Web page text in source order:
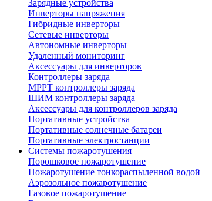
Зарядные устройства
Инверторы напряжения
Гибридные инверторы
Сетевые инверторы
Автономные инверторы
Удаленный мониторинг
Аксессуары для инверторов
Контроллеры заряда
MPPT контроллеры заряда
ШИМ контроллеры заряда
Аксессуары для контроллеров заряда
Портативные устройства
Портативные солнечные батареи
Портативные электростанции
Системы пожаротушения
Порошковое пожаротушение
Пожаротушение тонкораспыленной водой
Аэрозольное пожаротушение
Газовое пожаротушение